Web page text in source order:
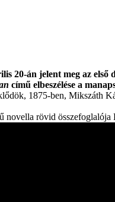
20-án jelent meg az első
című elbeszélése a
1875-ben, Mikszáth
novella rövid összefoglalója